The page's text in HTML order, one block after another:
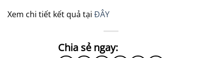
Xem chi tiết kết quả tại ĐÂY